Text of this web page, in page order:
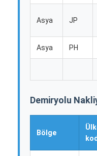
Demiryolu
Kamyon Taşımacılığı
Asya JP
Asya PH
Demiryolu
Bölge